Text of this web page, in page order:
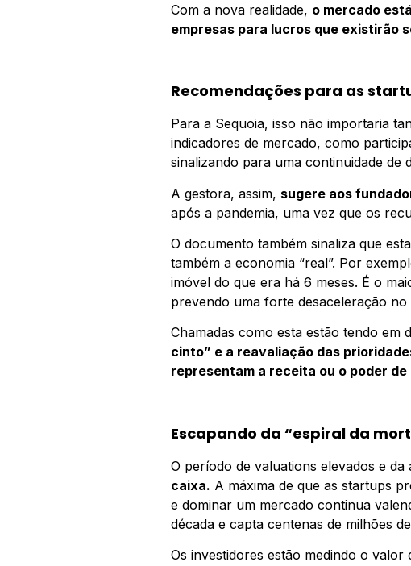
Com a nova realidade, o mercado
empresas para lucros que existirão
Recomendações para as
Para a Sequoia, isso não importaria
indicadores de mercado, como
sinalizando para uma continuidade de
A gestora, assim, sugere aos
após a pandemia, uma vez que os
O documento também sinaliza que
também a economia “real”. Por
imóvel do que era há 6 meses. É o
prevendo uma forte desaceleração
Chamadas como esta estão tendo em
cinto” e a reavaliação das
representam a receita ou o poder
Escapando da “espiral da
O período de valuations elevados e
caixa. A máxima de que as startups
e dominar um mercado continua
década e capta centenas de milhões
Os investidores estão medindo o